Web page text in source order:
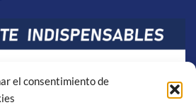
el consentimiento de